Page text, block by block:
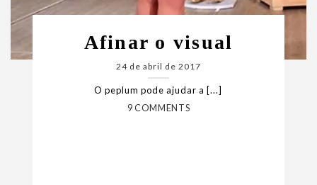
Afinar o visual
24 de abril de 2017
O peplum pode ajudar a [...]
9 COMMENTS